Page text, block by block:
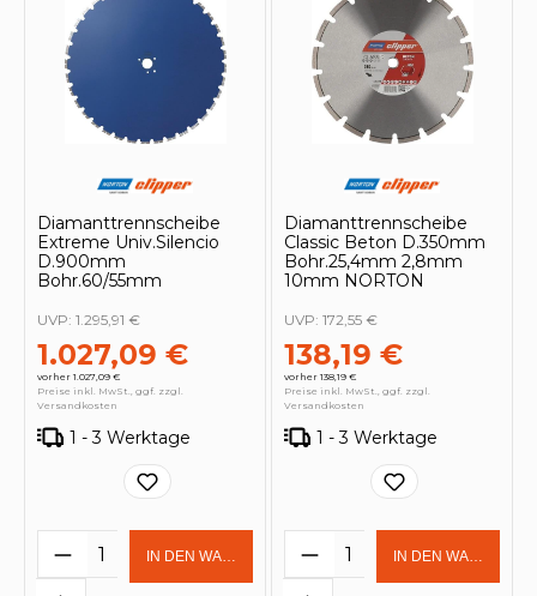
Diamanttrennscheibe
Extreme Univ.Silencio
D.900mm
Bohr.60/55mm
1.027,09 €
vorher 1.027,09 €
UVP: 1.295,91 €
Preise inkl. MwSt., ggf. zzgl.
Versandkosten
1 - 3 Werktage
Produkt Anzahl: Gib den
IN DEN WARENKORB
Diamanttrennscheibe
Classic Beton D.350mm
Bohr.25,4mm 2,8mm
10mm NORTON
138,19 €
vorher 138,19 €
UVP: 172,55 €
Preise inkl. MwSt., ggf. zzgl.
Versandkosten
1 - 3 Werktage
Produkt Anzahl:
IN DEN